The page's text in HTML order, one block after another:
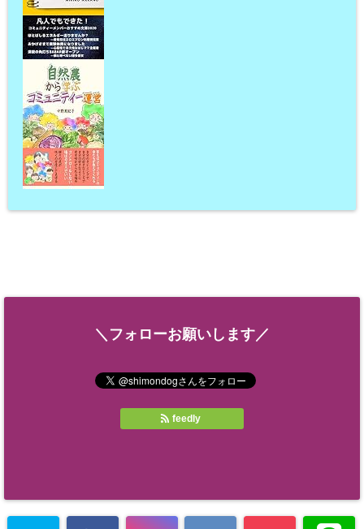
＼フォローお願いします／
feedly